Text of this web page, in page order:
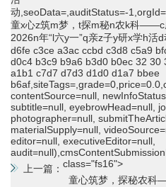
动,seoData=,auditStatus=-1,orgId=
童x心z筑m梦，t探m秘n农k科——c
2026n年“l六y一”q亲z子y研x学h活
d6fe c3ce a3ac ccbd c3d8 c5a9
d0c4 b3c9 b9a6 b3d0 b0ec 32 30
a1b1 c7d7 d7d3 d1d0 d1a7 bbee
b6af,siteTags=
contentSource=null,
subtitle=null, eyebrowHead=null,
photographer=null,
materialSupply=null,
editor=null, executiveEditor=null,
class="fs16">
上一篇：
童心筑梦，探秘农科